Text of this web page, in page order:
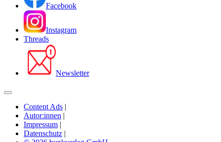
Facebook
Instagram
Threads
Newsletter
Content Ads |
Autor:innen |
Impressum |
Datenschutz |